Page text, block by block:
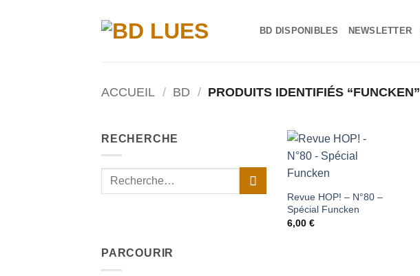
BD DISPONIBLES NEWSLETTER
ACCUEIL / BD / PRODUITS IDENTIFIÉS “FUNCKEN”
RECHERCHE
Recherche
PARCOURIR
Ajouter
liste
Revue HOP! – N°80 –
Spécial Funcken
6,00 €